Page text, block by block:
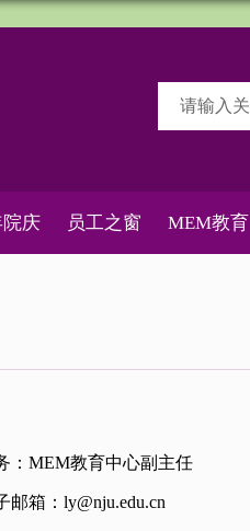
庆 员工之窗 MEM教育
：MEM教育中心副主任
邮箱：ly@nju.edu.cn